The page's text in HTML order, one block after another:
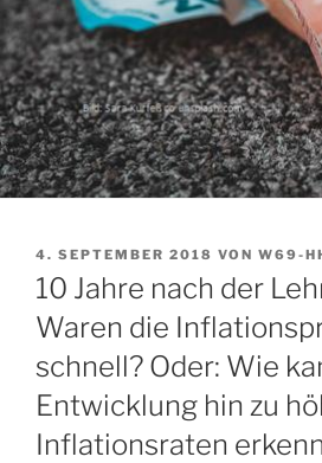
VERÖFFENTLICHT
AM
4. SEPTEMBER 2018 VON W69-
10 Jahre nach der
Waren die
schnell? Oder: Wie
Entwicklung hin zu
Inflationsraten